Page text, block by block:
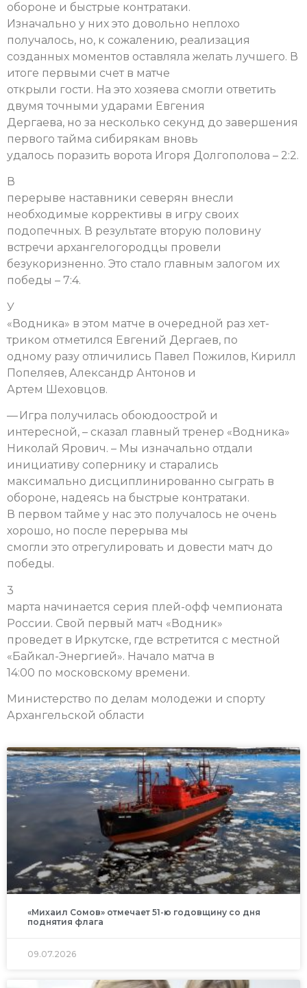
обороне и быстрые контратаки.
Изначально у них это довольно неплохо
получалось, но, к сожалению, реализация
созданных моментов оставляла желать лучшего. В
итоге первыми счет в матче
открыли гости. На это хозяева смогли ответить
двумя точными ударами Евгения
Дергаева, но за несколько секунд до завершения
первого тайма сибирякам вновь
удалось поразить ворота Игоря Долгополова – 2:2.
В
перерыве наставники северян внесли
необходимые коррективы в игру своих
подопечных. В результате вторую половину
встречи архангелогородцы провели
безукоризненно. Это стало главным залогом их
победы – 7:4.
У
«Водника» в этом матче в очередной раз хет-
триком отметился Евгений Дергаев, по
одному разу отличились Павел Пожилов, Кирилл
Попеляев, Александр Антонов и
Артем Шеховцов.
— Игра получилась обоюдоострой и
интересной, – сказал главный тренер «Водника»
Николай Ярович. – Мы изначально отдали
инициативу сопернику и старались
максимально дисциплинированно сыграть в
обороне, надеясь на быстрые контратаки.
В первом тайме у нас это получалось не очень
хорошо, но после перерыва мы
смогли это отрегулировать и довести матч до
победы.
3
марта начинается серия плей-офф чемпионата
России. Свой первый матч «Водник»
проведет в Иркутске, где встретится с местной
«Байкал-Энергией». Начало матча в
14:00 по московскому времени.
Министерство по делам молодежи и спорту
Архангельской области
«Михаил Сомов» отмечает 51-ю годовщину со дня
поднятия флага
09.07.2026